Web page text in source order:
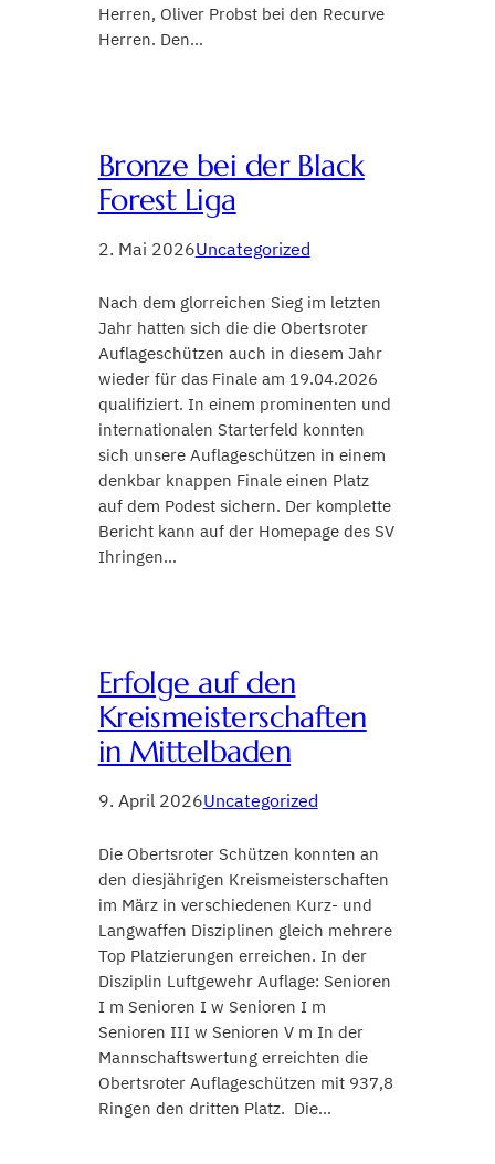
Herren, Oliver Probst bei den Recurve
Herren. Den…
Bronze bei der Black
Forest Liga
2. Mai 2026Uncategorized
Nach dem glorreichen Sieg im letzten
Jahr hatten sich die die Obertsroter
Auflageschützen auch in diesem Jahr
wieder für das Finale am 19.04.2026
qualifiziert. In einem prominenten und
internationalen Starterfeld konnten
sich unsere Auflageschützen in einem
denkbar knappen Finale einen Platz
auf dem Podest sichern. Der komplette
Bericht kann auf der Homepage des SV
Ihringen…
Erfolge auf den
Kreismeisterschaften
in Mittelbaden
9. April 2026Uncategorized
Die Obertsroter Schützen konnten an
den diesjährigen Kreismeisterschaften
im März in verschiedenen Kurz- und
Langwaffen Disziplinen gleich mehrere
Top Platzierungen erreichen. In der
Disziplin Luftgewehr Auflage: Senioren
I m Senioren I w Senioren I m
Senioren III w Senioren V m In der
Mannschaftswertung erreichten die
Obertsroter Auflageschützen mit 937,8
Ringen den dritten Platz. Die…